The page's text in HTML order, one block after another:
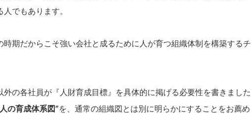
でもあります。
期だからこそ強い会社と成るために人が育つ組織体制を構築するチ
の各社員が『人財育成目標』を具体的に掲げる必要性を書きました
の育成体系図”を、通常の組織図とは別に明らかにすることをお薦め